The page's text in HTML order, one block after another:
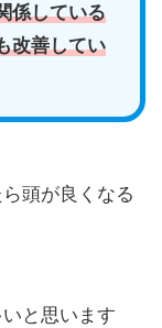
係している
改善してい
頭が良くなる
と思います